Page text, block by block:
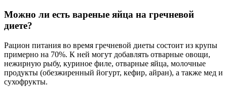
Можно ли есть вареные яйца на гречневой
диете?
Рацион питания во время гречневой диеты состоит из крупы
примерно на 70%. К ней могут добавлять отварные овощи,
нежирную рыбу, куриное филе, отварные яйца, молочные
продукты (обезжиренный йогурт, кефир, айран), а также мед и
сухофрукты.